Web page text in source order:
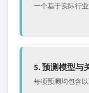
一个基于实际行
5. 预测模型与
每项预测均包含